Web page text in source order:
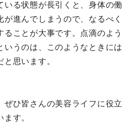
いる状態が長引くと、身体の働
が進んでしまうので、なるべく
ことが大事です。点滴のよう
いうのは、このようなときには
思います。
ぜひ皆さんの美容ライフに役立
す。